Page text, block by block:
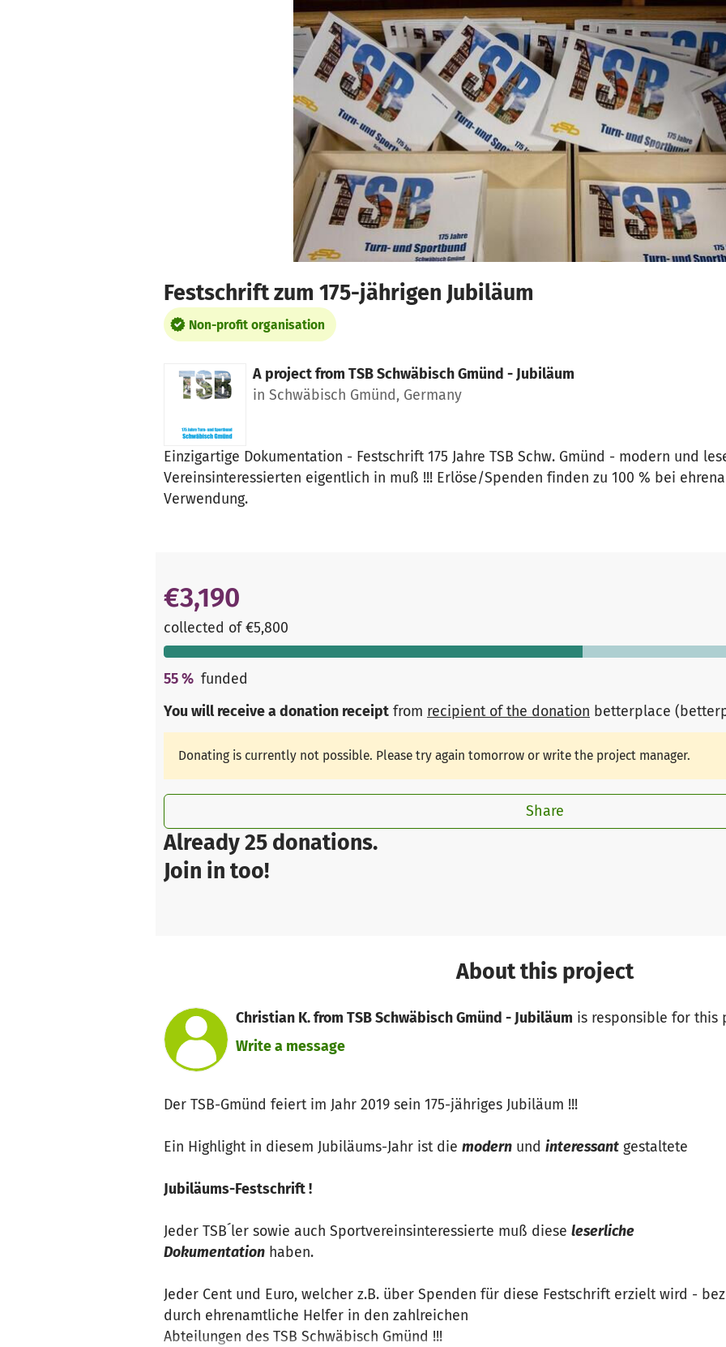
Festschrift zum 175-jährigen Jubiläum
Non-profit organisation
A project from TSB Schwäbisch Gmünd - Jubiläum
in Schwäbisch Gmünd, Germany
Einzigartige Dokumentation - Festschrift 175 Jahre TSB Schw. Gmünd - modern und
Vereinsinteressierten eigentlich in muß !!! Erlöse/Spenden finden zu 100 % bei
Verwendung.
Already 25 donations.
Join in too!
€3,190
collected of €5,800
55% funded
You will receive a donation receipt from recipient of the donation betterplace
Donating is currently not possible. Please try again tomorrow or write the project manager.
Share
About this project
Christian K. from TSB Schwäbisch Gmünd - Jubiläum is responsible for this
Write a message
Der TSB-Gmünd feiert im Jahr 2019 sein 175-jähriges Jubiläum !!!
Ein Highlight in diesem Jubiläums-Jahr ist die modern und interessant gestaltete
Jubiläums-Festschrift !
Jeder TSB´ler sowie auch Sportvereinsinteressierte muß diese leserliche
Dokumentation haben.
Jeder Cent und Euro, welcher z.B. über Spenden für diese Festschrift erzielt wird -
durch ehrenamtliche Helfer in den zahlreichen
Abteilungen des TSB Schwäbisch Gmünd !!!